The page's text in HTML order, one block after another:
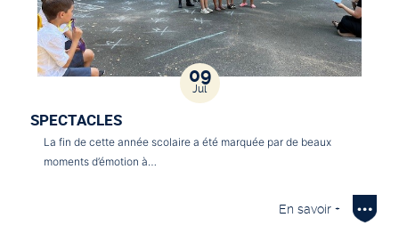
09
Jul
SPECTACLES
La fin de cette année scolaire a été marquée par de beaux
moments d’émotion à…
En savoir +